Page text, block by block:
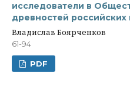
исследователи в
древностей российских
Владислав Боярченков
61-94
PDF